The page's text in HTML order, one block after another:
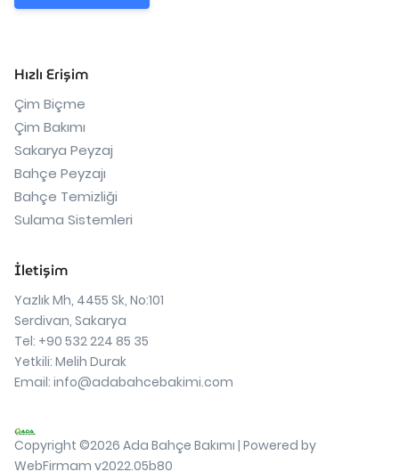
Hızlı Erişim
Çim Biçme
Çim Bakımı
Sakarya Peyzaj
Bahçe Peyzajı
Bahçe Temizliği
Sulama Sistemleri
İletişim
Yazlık Mh, 4455 Sk, No:101
Serdivan, Sakarya
Tel: +90 532 224 85 35
Yetkili: Melih Durak
Email: info@adabahcebakimi.com
Copyright ©2026 Ada Bahçe Bakımı | Powered by
WebFirmam v2022.05b80